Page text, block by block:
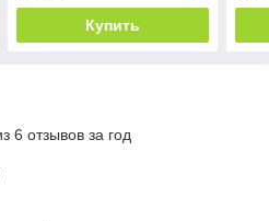
Купить
6 отзывов за год